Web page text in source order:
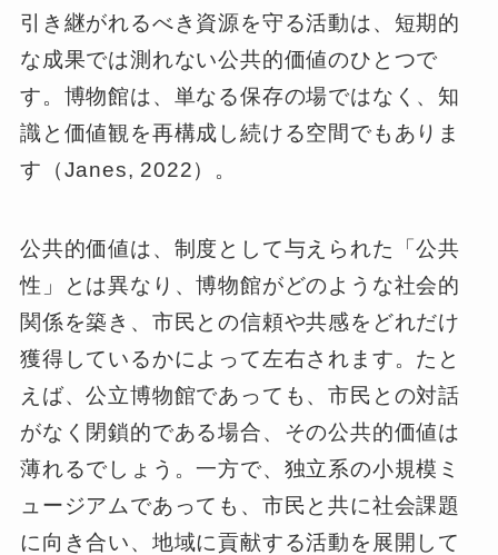
引き継がれるべき資源を守る活動は、短期的
な成果では測れない公共的価値のひとつで
す。博物館は、単なる保存の場ではなく、知
識と価値観を再構成し続ける空間でもありま
す（Janes, 2022）。
公共的価値は、制度として与えられた「公共
性」とは異なり、博物館がどのような社会的
関係を築き、市民との信頼や共感をどれだけ
獲得しているかによって左右されます。たと
えば、公立博物館であっても、市民との対話
がなく閉鎖的である場合、その公共的価値は
薄れるでしょう。一方で、独立系の小規模ミ
ュージアムであっても、市民と共に社会課題
に向き合い、地域に貢献する活動を展開して